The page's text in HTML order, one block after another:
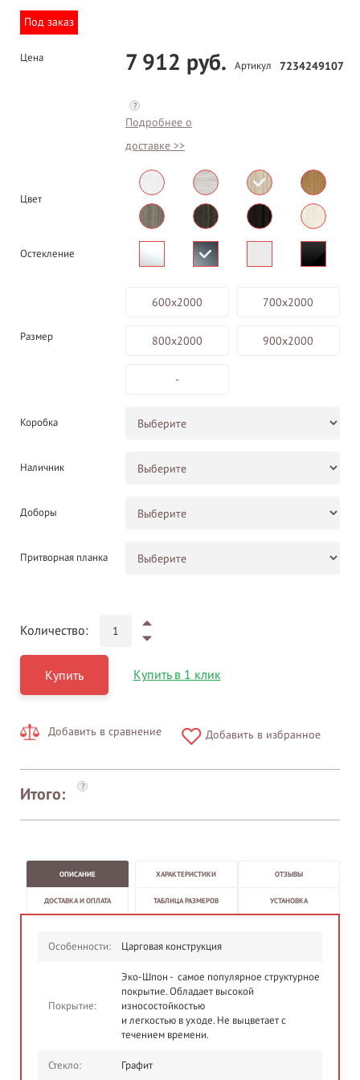
Под заказ
Цена 7 912 руб.
?
Подробнее о
доставке >>
Артикул 7234249107
Цвет
Остекление
Размер
600х2000 700х2000
800х2000 900х2000
-
Коробка
Наличник
Доборы
Притворная планка
Количество:
Купить Купить в 1 клик
Добавить в сравнение Добавить в избранное
Итого: ?
ОПИСАНИЕ ХАРАКТЕРИСТИКИ ОТЗЫВЫ
ДОСТАВКА И ОПЛАТА ТАБЛИЦА РАЗМЕРОВ УСТАНОВКА
Особенности: Царговая конструкция
Покрытие:
Эко-Шпон - самое популярное структурное
покрытие. Обладает высокой
износостойкостью
и легкостью в уходе. Не выцветает с
течением времени.
Стекло: Графит